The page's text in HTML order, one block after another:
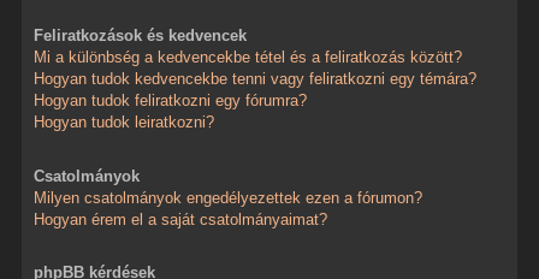
Feliratkozások és kedvencek
Mi a különbség a kedvencekbe tétel és a feliratkozás között?
Hogyan tudok kedvencekbe tenni vagy feliratkozni egy témára?
Hogyan tudok feliratkozni egy fórumra?
Hogyan tudok leiratkozni?
Csatolmányok
Milyen csatolmányok engedélyezettek ezen a fórumon?
Hogyan érem el a saját csatolmányaimat?
phpBB kérdések